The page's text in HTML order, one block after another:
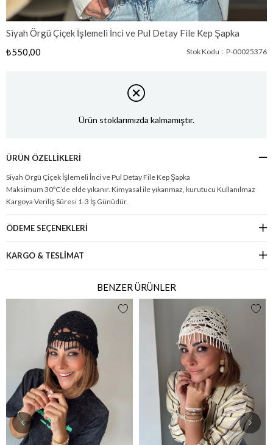
Siyah Örgü Çiçek İşlemeli İnci ve Pul Detay File Kep Şapka
₺550,00
Stok Kodu P-00025376
Ürün stoklarımızda kalmamıştır.
ÜRÜN ÖZELLIKLERI
Siyah Örgü Çiçek İşlemeli İnci ve Pul Detay File Kep Şapka
Maksimum 30ºC’de elde yıkanır. Kimyasal ile yıkanmaz, kurutucu Kullanılmaz
Kargoya Veriliş Süresi 1-3 İş Günüdür.
ÖDEME SEÇENEKLERI
KARGO & TESLİMAT
BENZER ÜRÜNLER